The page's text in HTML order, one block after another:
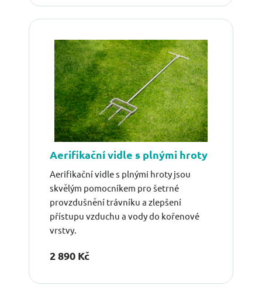
Aerifikační vidle s plnými hroty
Aerifikační vidle s plnými hroty jsou
skvělým pomocníkem pro šetrné
provzdušnění trávníku a zlepšení
přístupu vzduchu a vody do kořenové
vrstvy.
2 890 Kč